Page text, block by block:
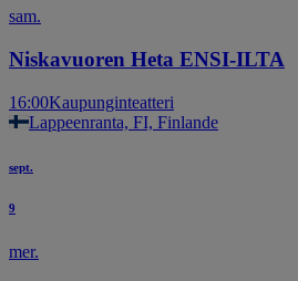
sam.
Niskavuoren Heta ENSI-ILTA
16:00Kaupunginteatteri
Lappeenranta, FI, Finlande
sept.
9
mer.